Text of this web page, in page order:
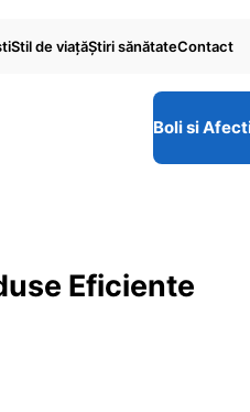
Stil de viaţăŞtiri sănătateContact
Boli si
Eficiente